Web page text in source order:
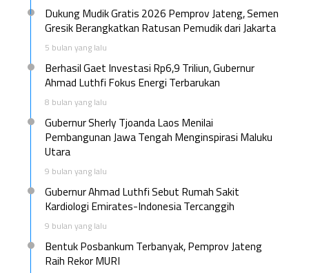
Dukung Mudik Gratis 2026 Pemprov Jateng, Semen
Gresik Berangkatkan Ratusan Pemudik dari Jakarta
5 bulan yang lalu
Berhasil Gaet Investasi Rp6,9 Triliun, Gubernur
Ahmad Luthfi Fokus Energi Terbarukan
8 bulan yang lalu
Gubernur Sherly Tjoanda Laos Menilai
Pembangunan Jawa Tengah Menginspirasi Maluku
Utara
9 bulan yang lalu
Gubernur Ahmad Luthfi Sebut Rumah Sakit
Kardiologi Emirates-Indonesia Tercanggih
9 bulan yang lalu
Bentuk Posbankum Terbanyak, Pemprov Jateng
Raih Rekor MURI